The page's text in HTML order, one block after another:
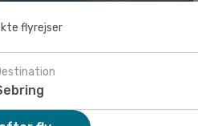
flyrejser